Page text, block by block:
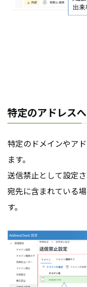
特定のアドレス
特定のドメインやア
ます。
送信禁止として設定
宛先に含まれている
す。